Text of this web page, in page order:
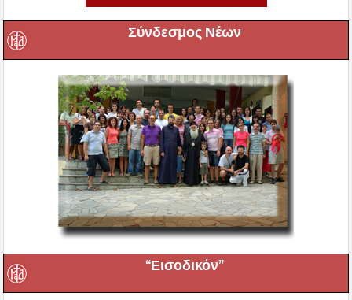
Σύνδεσμος Νέων
“Εισοδικόν”